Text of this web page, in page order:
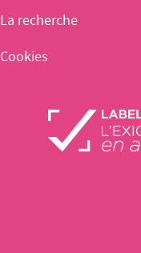
La recherche
Cookies